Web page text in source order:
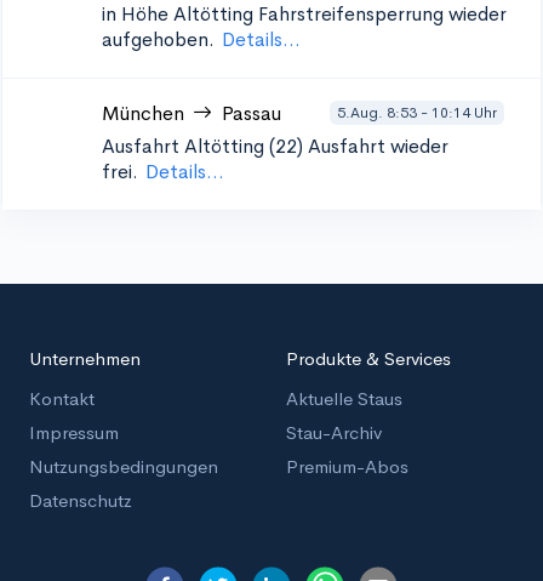
in Höhe Altötting Fahrstreifensperrung wieder
aufgehoben. Details...
München Passau 5.Aug. 8:53 - 10:14 Uhr
Ausfahrt Altötting (22) Ausfahrt wieder
frei. Details...
Unternehmen
Kontakt
Impressum
Nutzungsbedingungen
Datenschutz
Produkte & Services
Aktuelle Staus
Stau-Archiv
Premium-Abos